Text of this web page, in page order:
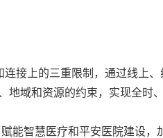
接上的三重限制，通过线上
地域和资源的约束，实现全时
能智慧医疗和平安医院建设，